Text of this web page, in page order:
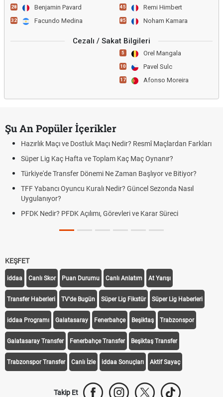
28 Benjamin Pavard
32 Facundo Medina
45 Remi Himbert
85 Noham Kamara
Cezalı / Sakat Bilgileri
5 Orel Mangala
10 Pavel Sulc
17 Afonso Moreira
Şu An Popüler İçerikler
Hazırlık Maçı ve Dostluk Maçı Nedir? Resmî Maçlardan Farkları
Süper Lig Kaç Hafta ve Toplam Kaç Maç Oynanır?
Türkiye'de Transfer Dönemi Ne Zaman Başlıyor ve Bitiyor?
TFF Yabancı Oyuncu Kuralı Nedir? Güncel Sezonda Nasıl
Uygulanıyor?
PFDK Nedir? PFDK Açılımı, Görevleri ve Karar Süreci
KEŞFET
iddaa Canlı Skor Puan Durumu Canlı Anlatım At Yarışı
Transfer Haberleri TV'de Bugün Süper Lig Fikstür Süper Lig Haberleri
iddaa Programı Galatasaray Fenerbahçe Beşiktaş Trabzonspor
Galatasaray Transfer Fenerbahçe Transfer Beşiktaş Transfer
Trabzonspor Transfer Canlı İzle iddaa Sonuçları Aktif Sayaç
Takip Et